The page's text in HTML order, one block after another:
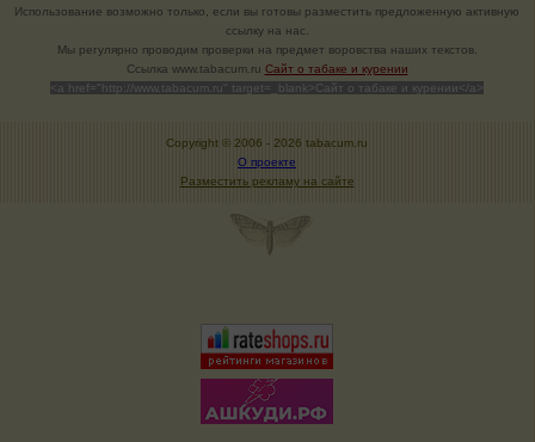
Использование возможно только, если вы готовы разместить предложенную активную
ссылку на нас.
Мы регулярно проводим проверки на предмет воровства наших текстов.
Cсылка www.tabacum.ru Сайт о табаке и курении
<a href="http://www.tabacum.ru" target=_blank>Сайт о табаке и курении</a>
Copyright © 2006 - 2026 tabacum.ru
О проекте
Разместить рекламу на сайте